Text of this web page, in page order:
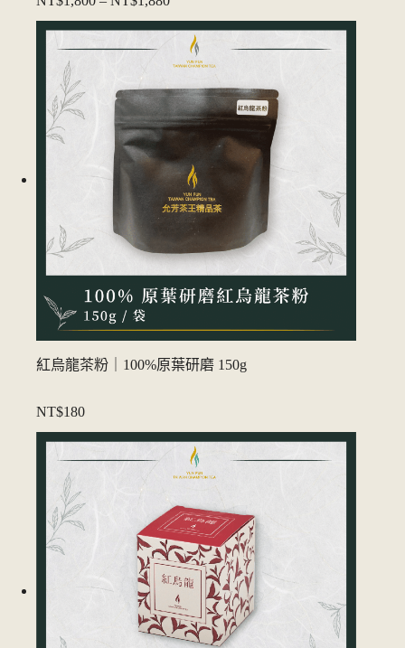
紅烏龍茶粉｜100%原葉研磨 150g
NT$180